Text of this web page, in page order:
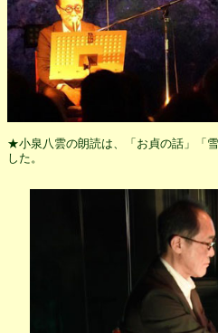
★小泉八雲の朗読は、「お貞の話」「
した。